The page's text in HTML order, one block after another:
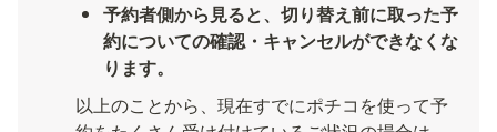
予約者側から見ると、切り替え前に取った予
約についての確認・キャンセルができなくな
ります。
以上のことから、現在すでにポチコを使って予